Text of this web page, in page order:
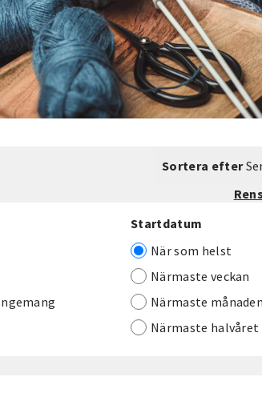
Sortera efter
Startdatum
När som helst
Närmaste veckan
Närmaste månaden
Närmaste halvåret